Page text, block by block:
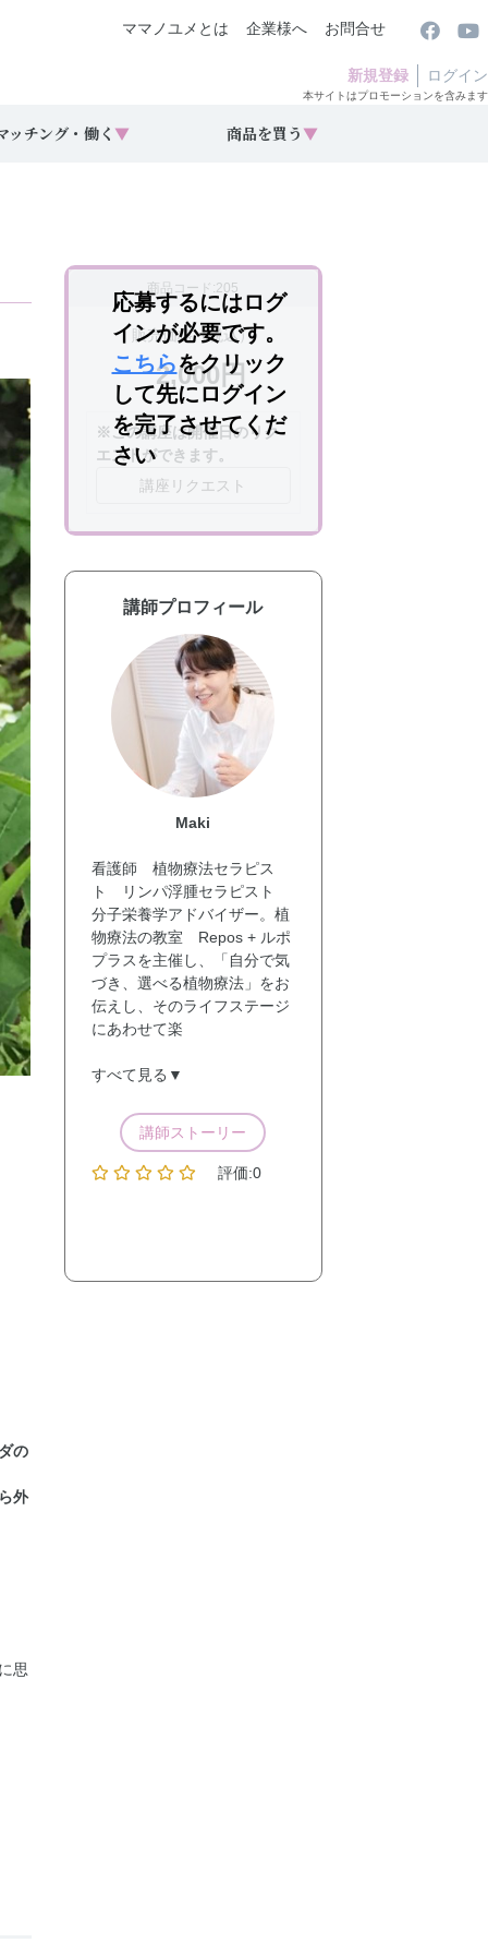
ママノユメとは 企業様へ お問合せ
新規登録 ログイン
本サイトはプロモーションを含みます
ッチング・働く ▼ 商品を買う ▼
の
外
思
商品コード:205
販売価格（税込）
2,000円
※この講座は開催日のリク
エストができます。
講座リクエスト
応募するにはログ
インが必要です。
こちらをクリック
して先にログイン
を完了させてくだ
さい
講師プロフィール
Maki
看護師 植物療法セラピス
ト リンパ浮腫セラピスト
分子栄養学アドバイザー。植
物療法の教室 Repos + ルポ
プラスを主催し、「自分で気
づき、選べる植物療法」をお
伝えし、そのライフステージ
にあわせて楽
すべて見る▼
講師ストーリー
評価:0